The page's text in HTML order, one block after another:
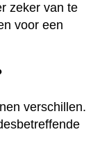
zeker van te
voor een
verschillen.